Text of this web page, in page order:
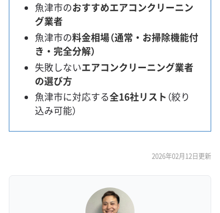
魚津市のおすすめエアコンクリーニン
グ業者
魚津市の料金相場（通常・お掃除機能付
き・完全分解）
失敗しないエアコンクリーニング業者
の選び方
魚津市に対応する全16社リスト （絞り
込み可能）
2026年02月12日更新